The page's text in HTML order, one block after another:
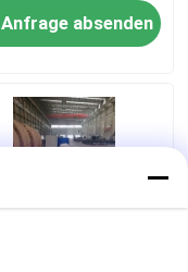
Anfrage absenden